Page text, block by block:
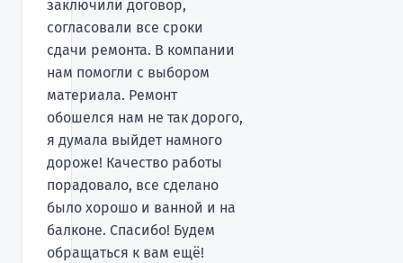
заключили договор,
согласовали все сроки
сдачи ремонта. В компании
нам помогли с выбором
материала. Ремонт
обошелся нам не так дорого,
я думала выйдет намного
дороже! Качество работы
порадовало, все сделано
было хорошо и ванной и на
балконе. Спасибо! Будем
обращаться к вам ещё!